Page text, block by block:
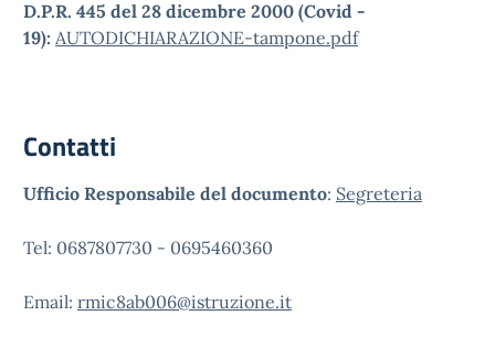
D.P.R. 445 del 28 dicembre 2000 (Covid -
19): AUTODICHIARAZIONE-tampone.pdf
Contatti
Ufficio Responsabile del documento: Segreteria
Tel: 0687807730 - 0695460360
Email: rmic8ab006@istruzione.it